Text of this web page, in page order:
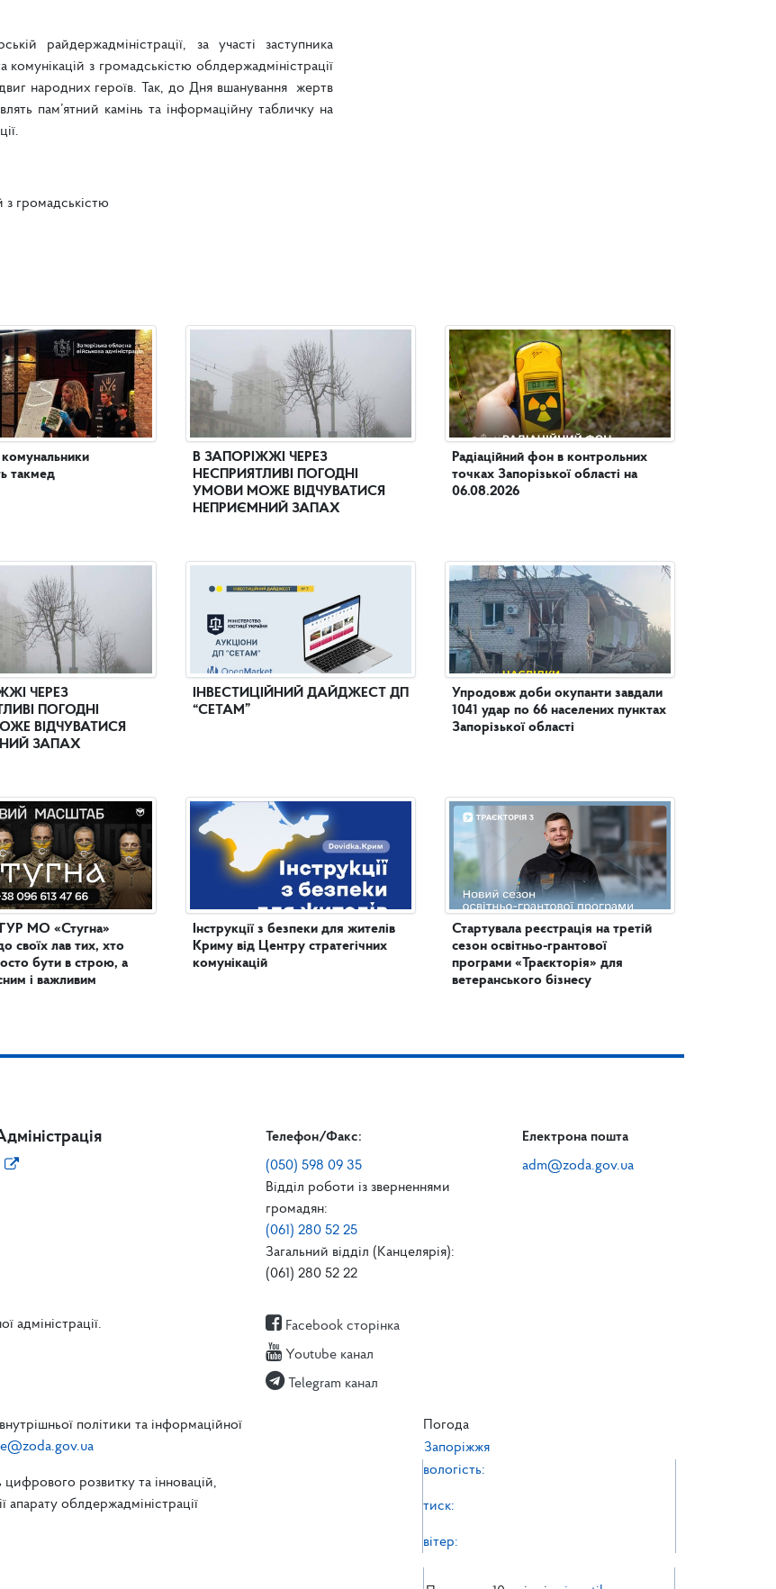
райдержадміністрації, за участі заступника
з громадськістю облдержадміністрації
народних героїв. Так, до Дня вшанування жертв
пам’ятний камінь та інформаційну табличку на
з громадськістю
комунальники
такмед
ЧЕРЕЗ
ПОГОДНІ
ВІДЧУВАТИСЯ
ЗАПАХ
ГУР МО «Стугна»
своїх лав тих, хто
бути в строю, а
і важливим
В ЗАПОРІЖЖІ ЧЕРЕЗ
НЕСПРИЯТЛИВІ ПОГОДНІ
УМОВИ МОЖЕ ВІДЧУВАТИСЯ
НЕПРИЄМНИЙ ЗАПАХ
ІНВЕСТИЦІЙНИЙ ДАЙДЖЕСТ ДП
“СЕТАМ”
Інструкції з безпеки для жителів
Криму від Центру стратегічних
комунікацій
Радіаційний фон в контрольних
точках Запорізької області на
06.08.2026
Упродовж доби окупанти завдали
1041 удар по 66 населених пунктах
Запорізької області
Стартувала реєстрація на третій
сезон освітньо-грантової
програми «Траєкторія» для
ветеранського бізнесу
Телефон/Факс:
(050) 598 09 35
Відділ роботи із зверненнями
громадян:
(061) 280 52 25
Загальний відділ (Канцелярія):
(061) 280 52 22
Електрона пошта
adm@zoda.gov.ua
адміністрації.
Facebook сторінка
Youtube канал
Telegram канал
політики та інформаційної
цифрового розвитку та інновацій,
облдержадміністрації
Погода
Запоріжжя
вологість:
тиск:
вітер: